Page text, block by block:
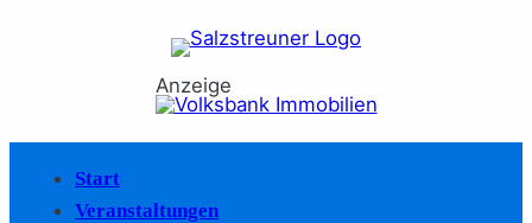
Anzeige
Start
Veranstaltungen